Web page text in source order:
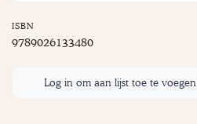
ISBN
9789026133480
Log in om aan lijst toe te voegen